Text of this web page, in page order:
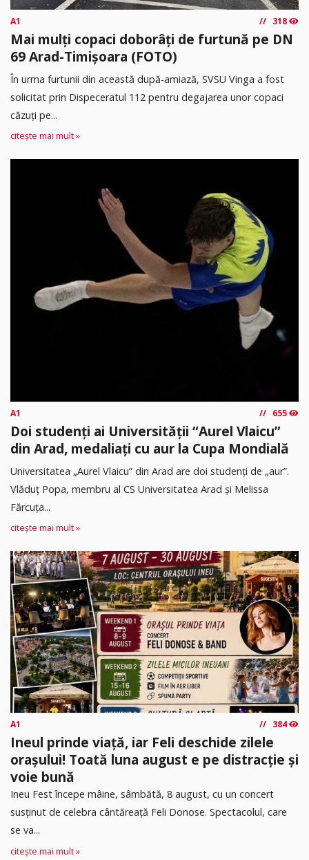
A1 318
Mai mulți copaci doborâți de furtună pe DN
69 Arad-Timișoara (FOTO)
În urma furtunii din această după-amiază, SVSU Vinga a fost
solicitat prin Dispeceratul 112 pentru degajarea unor copaci
căzuți pe...
citește mai mult »
A1 655
Doi studenți ai Universității “Aurel Vlaicu”
din Arad, medaliați cu aur la Cupa Mondială
Universitatea „Aurel Vlaicu” din Arad are doi studenți de „aur”.
Vlăduț Popa, membru al CS Universitatea Arad și Melissa
Fărcuța...
citește mai mult »
A1 384
Ineul prinde viață, iar Feli deschide zilele
orașului! Toată luna august e pe distracție și
voie bună
Ineu Fest începe mâine, sâmbătă, 8 august, cu un concert
susținut de celebra cântăreață Feli Donose. Spectacolul, care
se va...
citește mai mult »